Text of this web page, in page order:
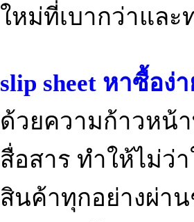
ใหม่ที่เบากว่าแล
slip sheet หาซื้อง่
ด้วยความก้าวหน้
สื่อสาร ทำให้ไม่ว่
สินค้าทุกอย่างผ่า